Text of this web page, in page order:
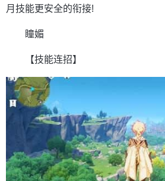
月技能更安全的衔接!
瞳媚
【技能连招】